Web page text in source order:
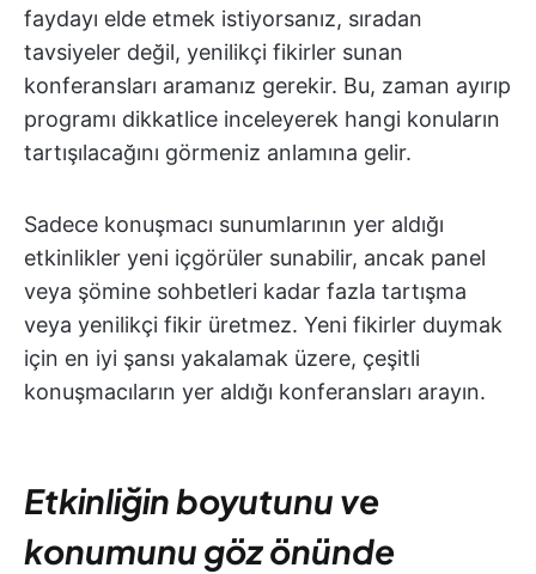
faydayı elde etmek istiyorsanız, sıradan
tavsiyeler değil, yenilikçi fikirler sunan
konferansları aramanız gerekir. Bu, zaman ayırıp
programı dikkatlice inceleyerek hangi konuların
tartışılacağını görmeniz anlamına gelir.
Sadece konuşmacı sunumlarının yer aldığı
etkinlikler yeni içgörüler sunabilir, ancak panel
veya şömine sohbetleri kadar fazla tartışma
veya yenilikçi fikir üretmez. Yeni fikirler duymak
için en iyi şansı yakalamak üzere, çeşitli
konuşmacıların yer aldığı konferansları arayın.
Etkinliğin boyutunu ve
konumunu göz önünde